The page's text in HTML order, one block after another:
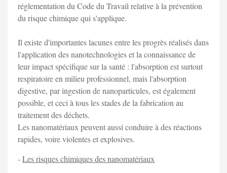
réglementation du Code du Travail relative à la prévention
du risque chimique qui s'applique.
Il existe d'importantes lacunes entre les progrès réalisés dans
l'application des nanotechnologies et la connaissance de
leur impact spécifique sur la santé : l'absorption est surtout
respiratoire en milieu professionnel, mais l'absorption
digestive, par ingestion de nanoparticules, est également
possible, et ceci à tous les stades de la fabrication au
traitement des déchets.
Les nanomatériaux peuvent aussi conduire à des réactions
rapides, voire violentes et explosives.
-Les risques chimiques des nanomatériaux